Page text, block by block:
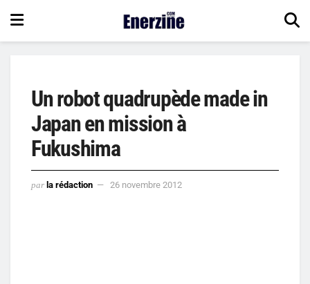
Un robot quadrupède made in
Japan en mission à
Fukushima
par la rédaction 26 novembre 2012